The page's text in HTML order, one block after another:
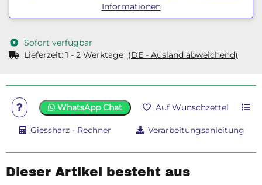
Informationen
Sofort verfügbar
Lieferzeit: 1 - 2 Werktage (DE - Ausland abweichend)
WhatsApp Chat Auf Wunschzettel
Giessharz - Rechner Verarbeitungsanleitung
Dieser Artikel besteht aus